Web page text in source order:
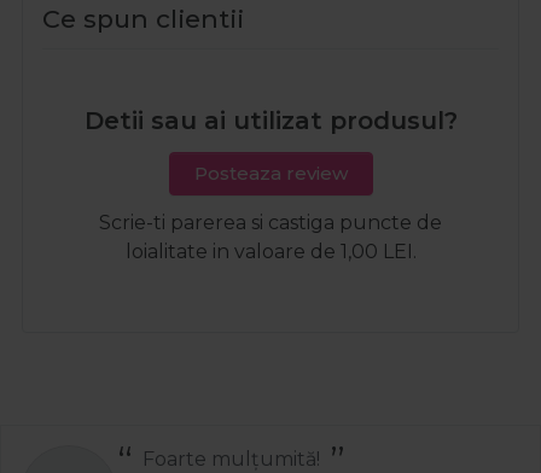
Ce spun clientii
Detii sau ai utilizat produsul?
Posteaza review
Scrie-ti parerea si castiga puncte de
loialitate in valoare de 1,00 LEI.
Recomand